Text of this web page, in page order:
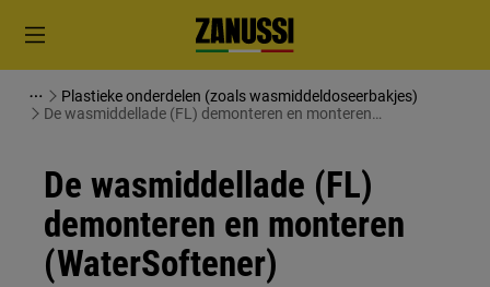
Plastieke onderdelen (zoals wasmiddeldoseerbakjes)
De wasmiddellade (FL) demonteren en monteren
De wasmiddellade (FL)
demonteren en monteren
(WaterSoftener)